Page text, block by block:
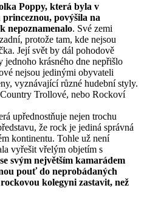
Poppy, která byla v
povýšila na
nepoznamenalo. Své zemi
protože tam, kde nejsou
Její svět by dál pohodově
krásného dne nepřišlo
nejsou jedinými obyvateli
vyznávající různé hudební styly.
Trollové, nebo Rockoví
upřednostňuje nejen trochu
že rock je jediná správná
kontinentu. Tohle už není
vyřešit vřelým objetím s
svým největším kamarádem
pouť do neprobádaných
kolegyni zastavit, než